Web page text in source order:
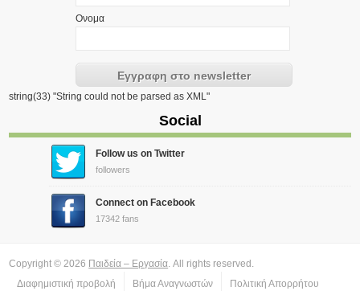
Ονομα
string(33) "String could not be parsed as XML"
Social
Follow us on Twitter
followers
Connect on Facebook
17342 fans
Copyright © 2026 Παιδεία – Εργασία. All rights reserved.
Διαφημιστική προβολή
Βήμα Αναγνωστών Πολιτική Απορρήτου